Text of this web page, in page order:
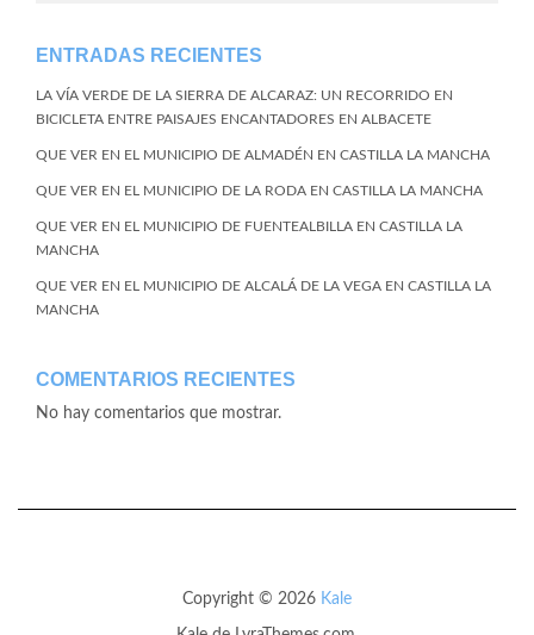
ENTRADAS RECIENTES
LA VÍA VERDE DE LA SIERRA DE ALCARAZ: UN RECORRIDO EN
BICICLETA ENTRE PAISAJES ENCANTADORES EN ALBACETE
QUE VER EN EL MUNICIPIO DE ALMADÉN EN CASTILLA LA MANCHA
QUE VER EN EL MUNICIPIO DE LA RODA EN CASTILLA LA MANCHA
QUE VER EN EL MUNICIPIO DE FUENTEALBILLA EN CASTILLA LA
MANCHA
QUE VER EN EL MUNICIPIO DE ALCALÁ DE LA VEGA EN CASTILLA LA
MANCHA
COMENTARIOS RECIENTES
No hay comentarios que mostrar.
Copyright © 2026 Kale